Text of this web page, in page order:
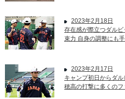
2023年2月18日
存在感が際立つダル
束力 自身の調整にも手
2023年2月17日
キャンプ初日からダ
穂高の打撃に多くのフ